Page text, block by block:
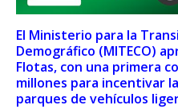
El Ministerio para la
Demográfico (MITECO)
Flotas, con una primera
millones para incentivar
parques de vehículos